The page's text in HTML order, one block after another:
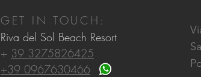
GET IN TOUCH:
Riva del Sol Beach Resort
+ 39 3275826425
+39 0967630466